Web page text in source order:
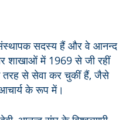
सदस्य हैं और वे आनन्द
शाखाओं में 1969 से जी रहीं
तरह से सेवा कर चुकीं हैं, जैसे
के रूप में।